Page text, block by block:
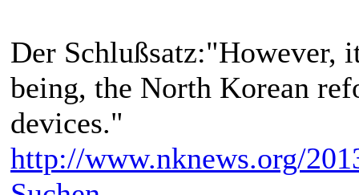
Der Schlußsatz:"However,
being, the North Korean
devices."
http://www.nknews.org/